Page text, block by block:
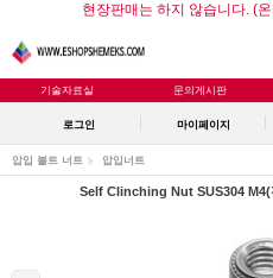
현장판매는 하지 않습니다. (
기술자료실 문의게시판
로그인 마이페이지
압입 볼트 너트 압입너트
Self Clinching Nut SUS304